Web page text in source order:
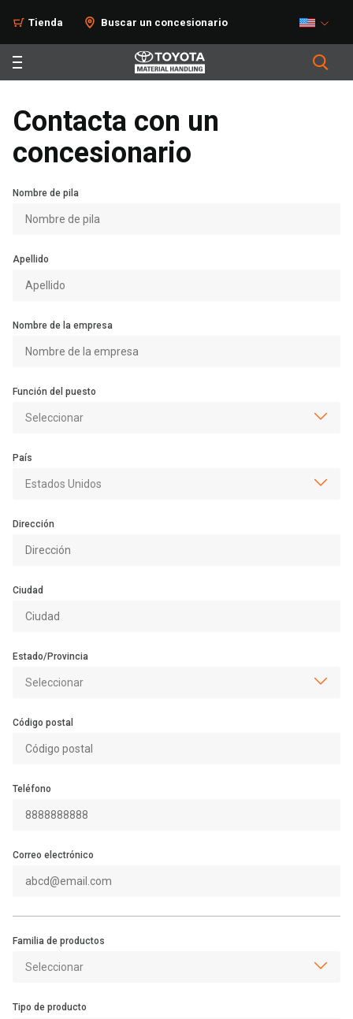
Tienda Buscar un concesionario
Contacta con un
concesionario
Nombre de pila
Apellido
Nombre de la empresa
Función del puesto
País
Dirección
Ciudad
Estado/Provincia
Código postal
Teléfono
Correo electrónico
Familia de productos
Tipo de producto